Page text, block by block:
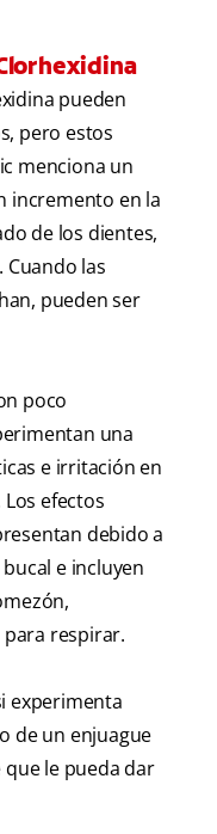
pueden
pero estos
menciona un
incremento en la
de los dientes,
Cuando las
pueden ser
poco
una
e irritación en
efectos
debido a
e incluyen
respirar.
experimenta
de un enjuague
que le pueda dar